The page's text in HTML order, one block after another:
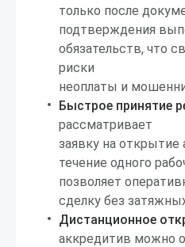
только после
подтверждения
обязательств, что
риски
неоплаты и
Быстрое принятие
рассматривает
заявку на открытие
течение одного
позволяет
сделку без
Дистанционное
аккредитив можно